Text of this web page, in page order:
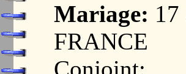
Mariage:
FRANCE